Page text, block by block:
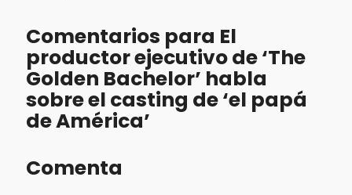
Comentarios para El
productor ejecutivo de ‘The
Golden Bachelor’ habla
sobre el casting de ‘el papá
de América’
Comenta